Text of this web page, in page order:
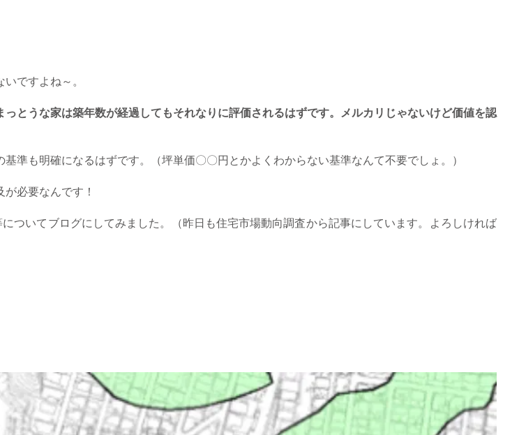
ですよね～。
とうな家は築年数が経過してもそれなりに評価されるはずです。メルカリじゃないけど価値を認
準も明確になるはずです。（坪単価〇〇円とかよくわからない基準なんて不要でしょ。）
必要なんです！
ついてブログにしてみました。（昨日も住宅市場動向調査から記事にしています。よろしければ